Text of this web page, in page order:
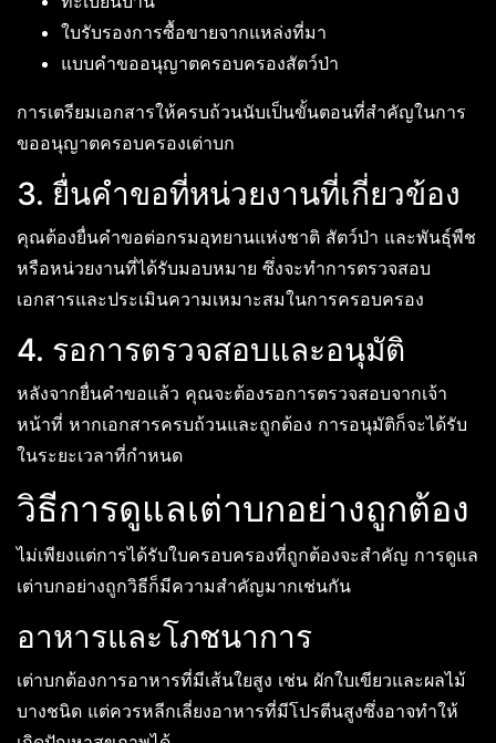
ใบรับรองการซื้อขายจากแหล่งที่มา
แบบคำขออนุญาตครอบครองสัตว์ป่า
การเตรียมเอกสารให้ครบถ้วนนับเป็นขั้นตอนที่สำคัญในการ
ขออนุญาตครอบครองเต่าบก
3. ยื่นคำขอที่หน่วยงานที่เกี่ยวข้อง
คุณต้องยื่นคำขอต่อกรมอุทยานแห่งชาติ สัตว์ป่า และพันธุ์พืช
หรือหน่วยงานที่ได้รับมอบหมาย ซึ่งจะทำการตรวจสอบ
เอกสารและประเมินความเหมาะสมในการครอบครอง
4. รอการตรวจสอบและอนุมัติ
หลังจากยื่นคำขอแล้ว คุณจะต้องรอการตรวจสอบจากเจ้า
หน้าที่ หากเอกสารครบถ้วนและถูกต้อง การอนุมัติก็จะได้รับ
ในระยะเวลาที่กำหนด
วิธีการดูแลเต่าบกอย่างถูกต้อง
ไม่เพียงแต่การได้รับใบครอบครองที่ถูกต้องจะสำคัญ การดูแล
เต่าบกอย่างถูกวิธีก็มีความสำคัญมากเช่นกัน
อาหารและโภชนาการ
เต่าบกต้องการอาหารที่มีเส้นใยสูง เช่น ผักใบเขียวและผลไม้
บางชนิด แต่ควรหลีกเลี่ยงอาหารที่มีโปรตีนสูงซึ่งอาจทำให้